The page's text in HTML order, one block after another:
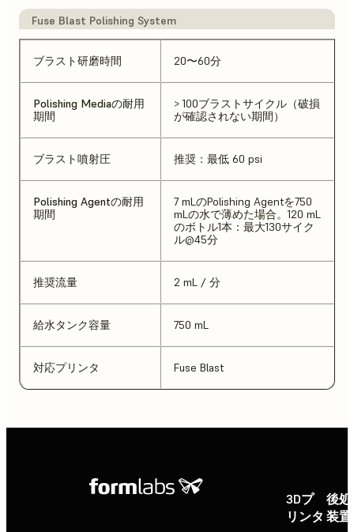
Fuse Blast Polishing System
ブラスト研磨時間 20〜60分
Polishing Mediaの耐用
期間
> 100ブラストサイクル（破損
が確認されない期間）
ブラスト噴射圧 推奨：最低 60 psi
Polishing Agentの耐用
期間
7 mLのPolishing Agentを750
mLの水で薄めた場合。120 mL
のボトル1本：最大130サイク
ル@45分
推奨流量 2 mL / 分
給水タンク容量 750 mL
対応プリンタ Fuse Blast
3Dプ
リンタ
後
装置